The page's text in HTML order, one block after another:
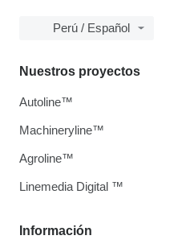
Perú / Español
Información
Nuestros proyectos
Autoline™
Machineryline™
Agroline™
Linemedia Digital ™